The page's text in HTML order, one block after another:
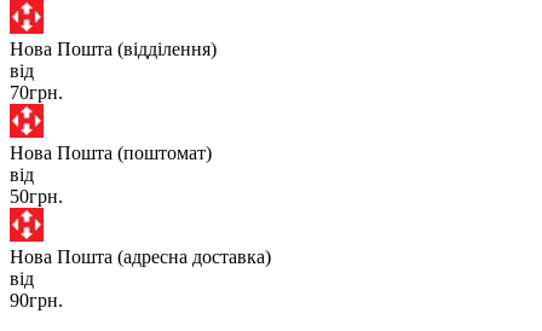
Нова Пошта (відділення)
від
70грн.
Нова Пошта (поштомат)
від
50грн.
Нова Пошта (адресна доставка)
від
90грн.